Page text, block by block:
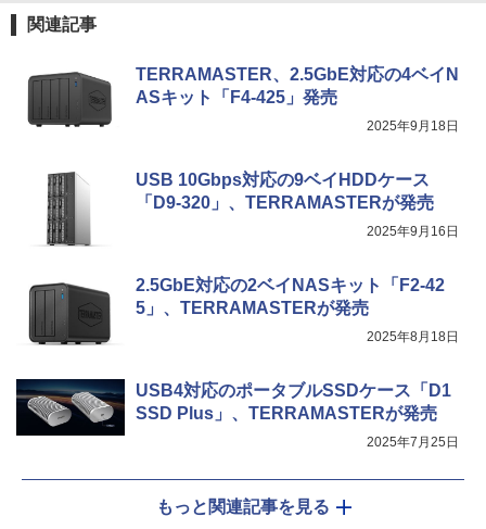
関連記事
TERRAMASTER、2.5GbE対応の4ベイN
ASキット「F4-425」発売
2025年9月18日
USB 10Gbps対応の9ベイHDDケース
「D9-320」、TERRAMASTERが発売
2025年9月16日
2.5GbE対応の2ベイNASキット「F2-42
5」、TERRAMASTERが発売
2025年8月18日
USB4対応のポータブルSSDケース「D1
SSD Plus」、TERRAMASTERが発売
2025年7月25日
もっと関連記事を見る